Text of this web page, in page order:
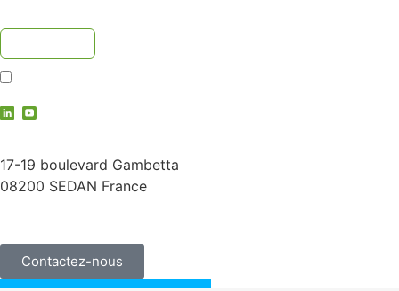
17-19 boulevard Gambetta
08200 SEDAN France
Contactez-nous